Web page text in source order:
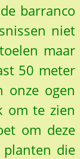
barranco
niet
maar
50 meter
onze ogen
om te zien
om deze
die